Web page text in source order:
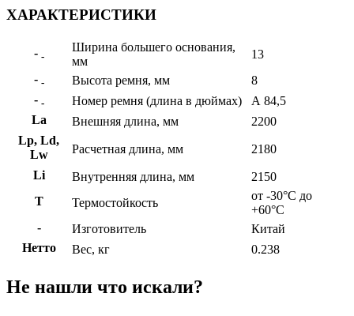
ХАРАКТЕРИСТИКИ
- -
Ширина большего основания,
мм
13
- - Высота ремня, мм
8
- - Номер ремня (длина в дюймах)
А 84,5
La
Внешняя длина, мм
2200
Lp, Ld,
Lw
Расчетная длина, мм
2180
Li
Внутренняя длина, мм
2150
Т
Термостойкость
от -30°C до
+60°C
-
Изготовитель
Китай
Нетто
Вес, кг 0.238
Не нашли что искали?